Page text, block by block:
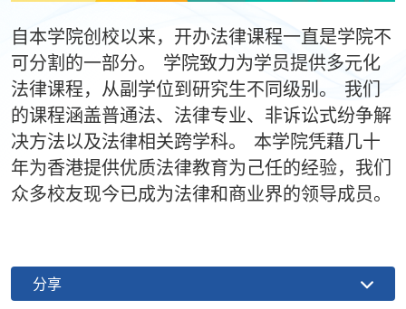
自本学院创校以来，开办法律课程一直是学院不
可分割的一部分。 学院致力为学员提供多元化
法律课程，从副学位到研究生不同级别。 我们
的课程涵盖普通法、法律专业、非诉讼式纷争解
决方法以及法律相关跨学科。 本学院凭藉几十
年为香港提供优质法律教育为己任的经验，我们
众多校友现今已成为法律和商业界的领导成员。
分享